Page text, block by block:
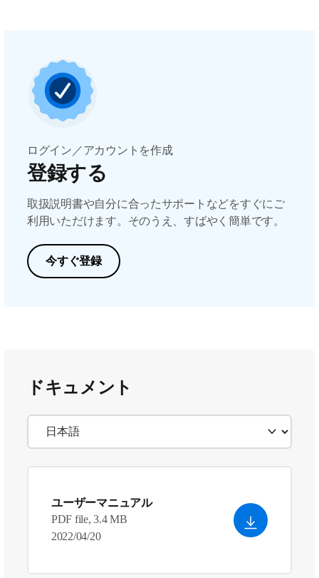
ログイン／アカウントを作成
登録する
取扱説明書や自分に合ったサポートなどをすぐにご
利用いただけます。そのうえ、すばやく簡単です。
今すぐ登録
ドキュメント
ユーザーマニュアル
PDF file, 3.4 MB
2022/04/20